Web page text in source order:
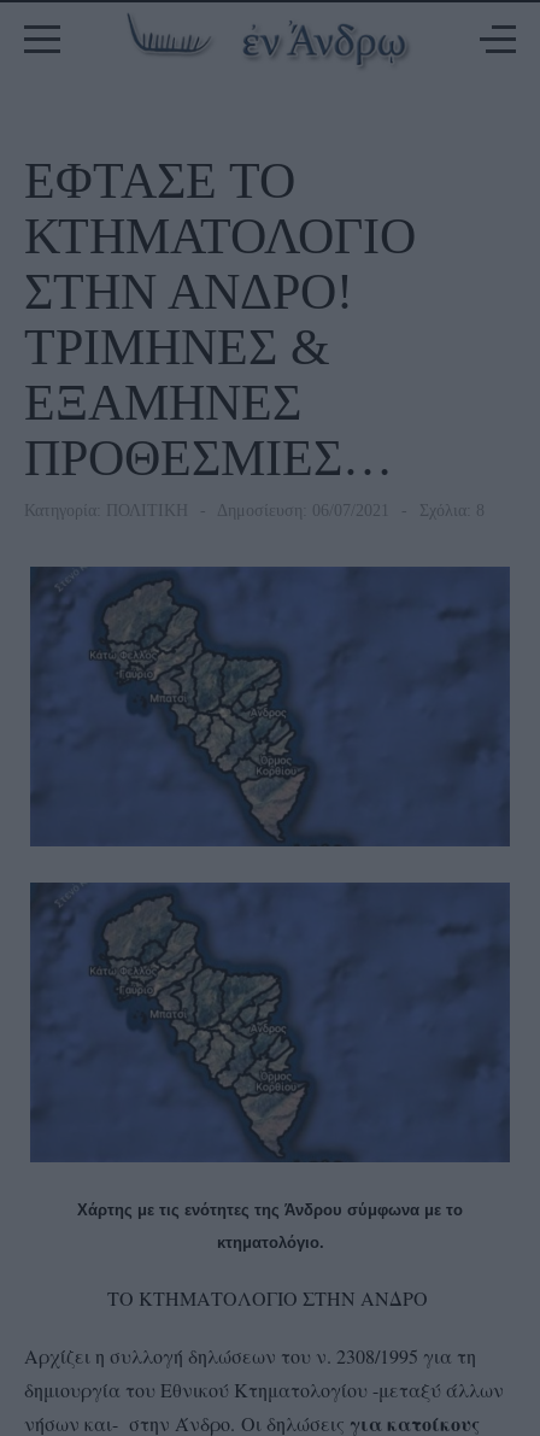
ΕΦΤΑΣΕ ΤΟ
ΚΤΗΜΑΤΟΛΟΓΙΟ
ΣΤΗΝ ΑΝΔΡΟ!
TΡΙΜΗΝΕΣ &
ΕΞΑΜΗΝΕΣ
ΠΡΟΘΕΣΜΙΕΣ…
Κατηγορία: ΠΟΛΙΤΙΚΗ Δημοσίευση: 06/07/2021 Σχόλια: 8
Χάρτης με τις ενότητες της Άνδρου σύμφωνα με το
κτηματολόγιο.
ΤΟ ΚΤΗΜΑΤΟΛΟΓΙΟ ΣΤΗΝ ΑΝΔΡΟ
Αρχίζει η συλλογή δηλώσεων του ν. 2308/1995 για τη
δημιουργία του Εθνικού Κτηματολογίου -μεταξύ άλλων
νήσων και- στην Άνδρο. Οι δηλώσεις για κατοίκους